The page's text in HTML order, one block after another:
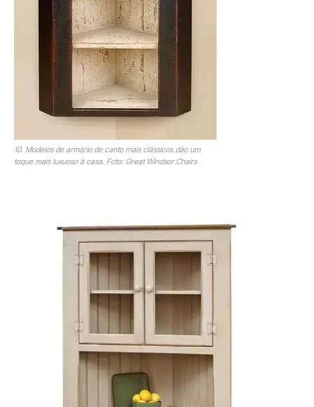
10. Modelos de armário de canto mais clássicos dão um
toque mais luxuoso à casa. Foto: Great Windsor Chairs